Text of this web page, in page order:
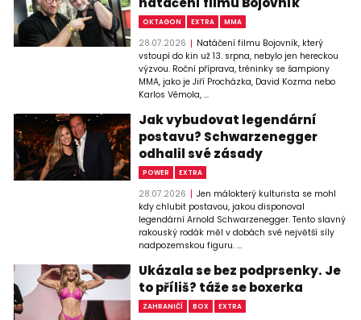
OKTAGON EXTRA MMA
28.07.2026
Natáčení filmu Bojovník, který
vstoupí do kin už 13. srpna, nebylo jen hereckou
výzvou. Roční příprava, tréninky se šampiony
MMA, jako je Jiří Procházka, David Kozma nebo
Karlos Vémola, ...
Jak vybudovat legendární
postavu? Schwarzenegger
odhalil své zásady
POWER EXTRA
28.07.2026
Jen málokterý kulturista se mohl
kdy chlubit postavou, jakou disponoval
legendární Arnold Schwarzenegger. Tento slavný
rakouský rodák měl v dobách své největší síly
nadpozemskou figuru. ...
Ukázala se bez podprsenky. Je
to příliš? táže se boxerka
ZAHRANIČÍ BOX EXTRA